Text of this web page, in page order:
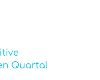
Quartal